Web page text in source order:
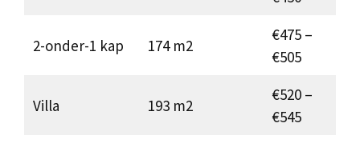
2-onder-1 kap 174 m2
€475 –
€505
Villa 193 m2
€520 –
€545